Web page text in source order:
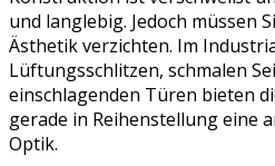
und langlebig. Jedoch müssen
Ästhetik verzichten. Im
Lüftungsschlitzen, schmalen
einschlagenden Türen bieten
gerade in Reihenstellung eine
Optik.